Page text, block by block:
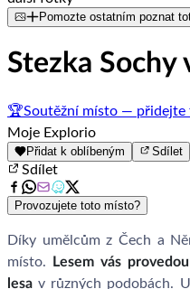
Pomozte ostatním poznat
Stezka Sochy
🏆Soutěžní místo — přidejte
Moje Explorio
Přidat k oblíbeným Sdílet
Sdílet
Provozujete toto místo?
Díky umělcům z Čech a
místo.
Lesem vás
lesa v různých podobách.